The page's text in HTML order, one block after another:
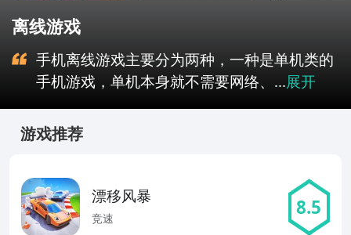
离线游戏
手机离线游戏主要分为两种，一种是单机类的
手机游戏，单机本身就不需要网络、...展开
游戏推荐
漂移风暴
竞速 8.5